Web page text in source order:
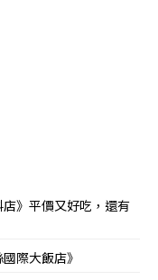
》平價又好吃，還有
際大飯店》